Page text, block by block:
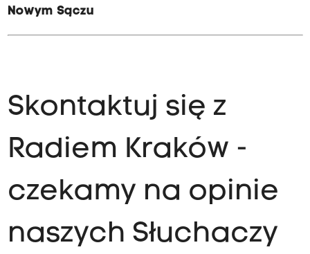
Nowym Sączu
Skontaktuj się z
Radiem Kraków -
czekamy na opinie
naszych Słuchaczy